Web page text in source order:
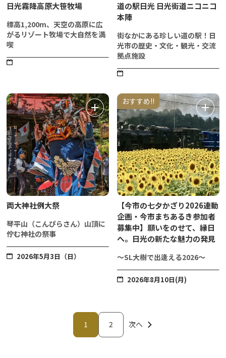
日光霧降高原大笹牧場
標高1,200m、天空の高原に広
がるリゾート牧場で大自然を満
喫
道の駅日光 日光街道ニコニコ
本陣
街なかにある珍しい道の駅！日
光市の歴史・文化・観光・交流
拠点施設
両大神社例大祭
琴平山（こんぴらさん）山頂に
佇む神社の祭事
2026年5月3日（日）
おすすめ!!
【今市の七夕かざり2026連動
企画・今市まちあるき参加者
募集中】願いをのせて、縁日
へ。日光の新たな魅力の発見
～SL大樹で出逢える2026～
2026年8月10日(月)
1 2 次へ